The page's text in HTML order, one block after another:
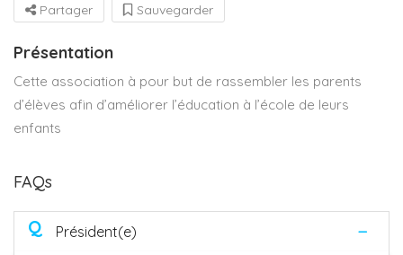
Partager Sauvegarder
Présentation
Cette association à pour but de rassembler les parents
d’élèves afin d’améliorer l’éducation à l’école de leurs
enfants
FAQs
Q Président(e)